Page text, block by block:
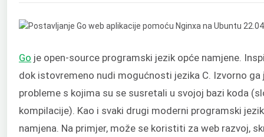
Go je open-source programski jezik opće namjene.
dok istovremeno nudi mogućnosti jezika C. Izvorno ga
probleme s kojima su se susretali u svojoj bazi koda
kompilacije). Kao i svaki drugi moderni programski
namjena. Na primjer, može se koristiti za web razvoj,